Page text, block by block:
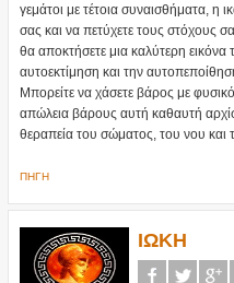
γεμάτοι με τέτοια συναισθήματα, η
σας και να πετύχετε τους στόχους
θα αποκτήσετε μια καλύτερη
αυτοεκτίμηση και την
Μπορείτε να χάσετε βάρος με
απώλεια βάρους αυτή καθαυτή
θεραπεία του σώματος, του νου
ΠΗΓΗ
ΙΩΚΗ